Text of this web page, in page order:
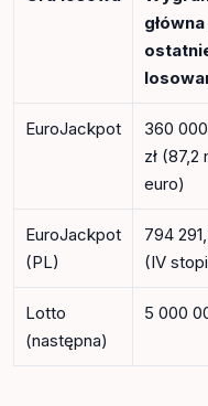
EuroJackpot
360
zł (87,2
euro)
EuroJackpot
(PL)
794
(IV
Lotto
(następna)
5 000